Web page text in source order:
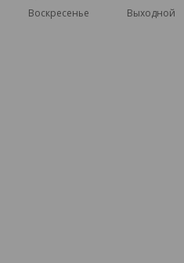
Воскресенье
Выходной